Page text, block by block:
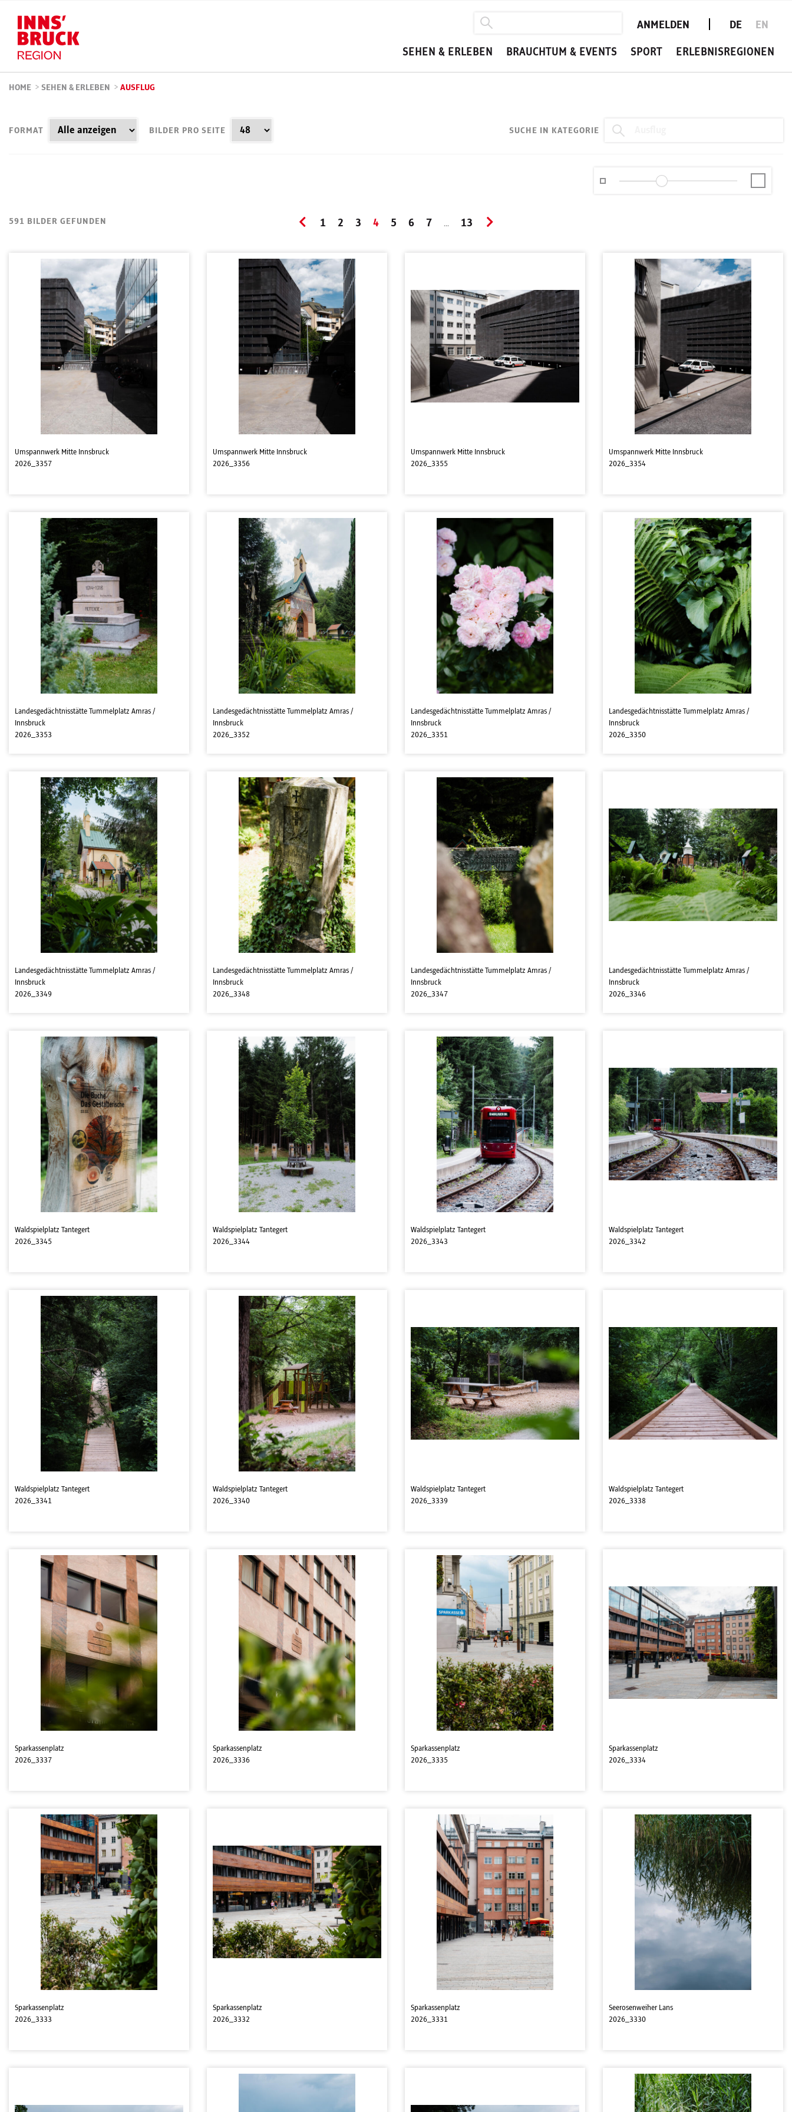
ANMELDEN DE EN
SEHEN & ERLEBEN BRAUCHTUM & EVENTS SPORT ERLEBNISREGIONEN
HOME > SEHEN & ERLEBEN > AUSFLUG
SUCHE IN KATEGORIE
FORMAT BILDER PRO SEITE
591 BILDER GEFUNDEN 1 2 3 4 5 6 7 ... 13
Umspannwerk Mitte Innsbruck
2026_3357
Umspannwerk Mitte Innsbruck
2026_3356
Umspannwerk Mitte Innsbruck
2026_3355
Umspannwerk Mitte Innsbruck
2026_3354
Landesgedächtnisstätte Tummelplatz Amras /
Innsbruck
2026_3353
Landesgedächtnisstätte Tummelplatz Amras /
Innsbruck
2026_3352
Landesgedächtnisstätte Tummelplatz Amras /
Innsbruck
2026_3351
Landesgedächtnisstätte Tummelplatz Amras /
Innsbruck
2026_3350
Landesgedächtnisstätte Tummelplatz Amras /
Innsbruck
2026_3349
Landesgedächtnisstätte Tummelplatz Amras /
Innsbruck
2026_3348
Landesgedächtnisstätte Tummelplatz Amras /
Innsbruck
2026_3347
Landesgedächtnisstätte Tummelplatz Amras /
Innsbruck
2026_3346
Waldspielplatz Tantegert
2026_3345
Waldspielplatz Tantegert
2026_3344
Waldspielplatz Tantegert
2026_3343
Waldspielplatz Tantegert
2026_3342
Waldspielplatz Tantegert
2026_3341
Waldspielplatz Tantegert
2026_3340
Waldspielplatz Tantegert
2026_3339
Waldspielplatz Tantegert
2026_3338
Sparkassenplatz
2026_3337
Sparkassenplatz
2026_3336
Sparkassenplatz
2026_3335
Sparkassenplatz
2026_3334
Sparkassenplatz
2026_3333
Sparkassenplatz
2026_3332
Sparkassenplatz
2026_3331
Seerosenweiher Lans
2026_3330